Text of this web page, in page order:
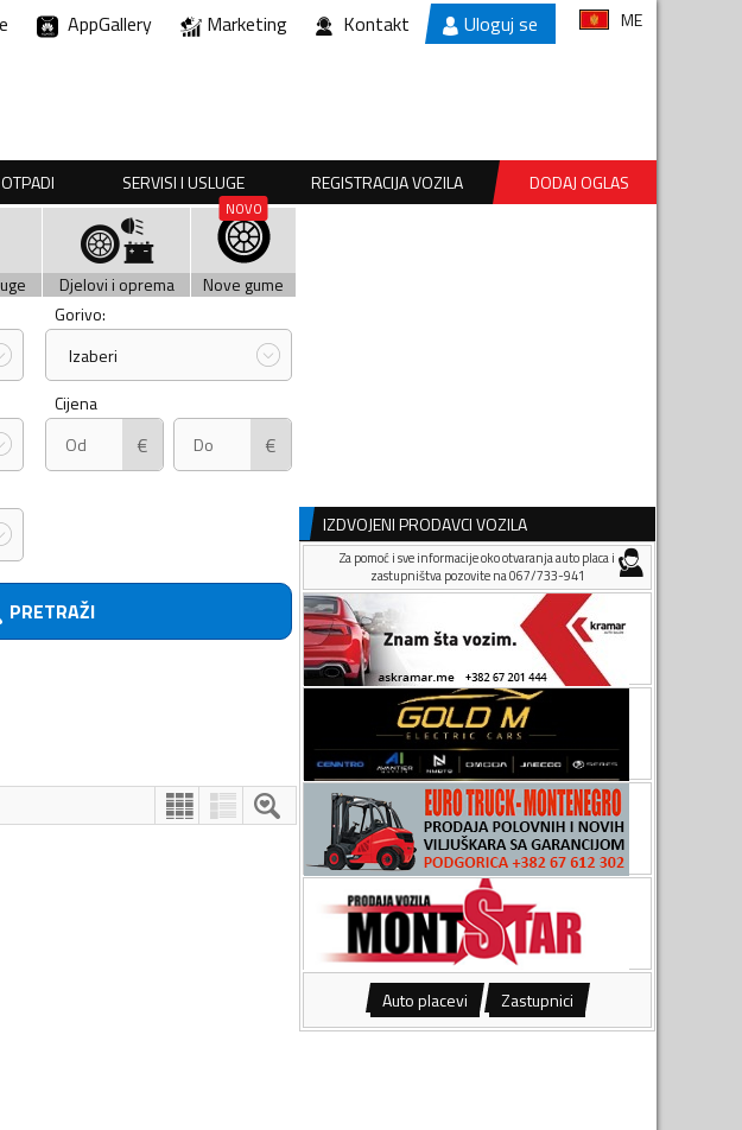
AppGallery Marketing Kontakt Uloguj se ME
SERVISI I USLUGE REGISTRACIJA VOZILA DODAJ OGLAS
Djelovi i oprema
Nove gume
Gorivo:
Izaberi
Cijena
€ €
PRETRAŽI
IZDVOJENI PRODAVCI VOZILA
Za pomoć i sve informacije oko otvaranja auto placa i
zastupništva pozovite na 067/733-941
Auto placevi Zastupnici